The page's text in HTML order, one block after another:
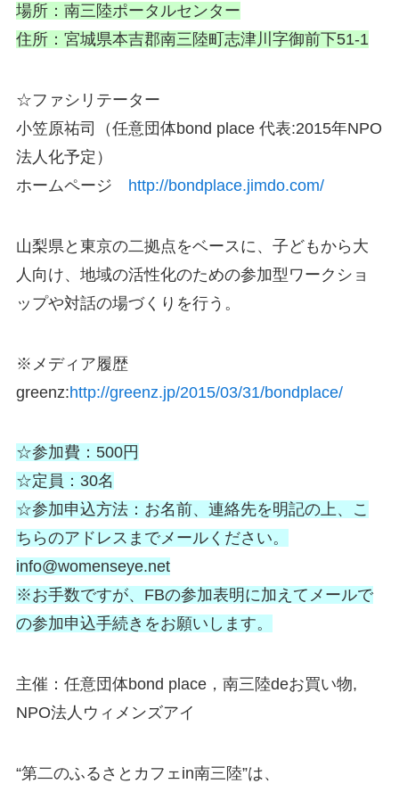
場所：南三陸ポータルセンター
住所：宮城県本吉郡南三陸町志津川字御前下51-1
☆ファシリテーター
小笠原祐司（任意団体bond place 代表:2015年NPO
法人化予定）
ホームページ http://bondplace.jimdo.com/
山梨県と東京の二拠点をベースに、子どもから大
人向け、 地域の活性化のための参加型ワークショ
ップや対話の場づくりを行う。
※メディア履歴
greenz:http://greenz.jp/2015/03/31/bondplace/
☆参加費：500円
☆定員：30名
☆参加申込方法：お名前、連絡先を明記の上、こ
ちらのア ドレスまでメールください。
info@womenseye.net
※お手数ですが、FBの参加表明に加えてメールで
の参加申込手続きをお願いします。
主催：任意団体bond place，南三陸deお買い物,
NPO法人ウィメンズアイ
“第二のふるさとカフェin南三陸”は、